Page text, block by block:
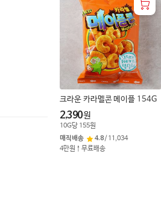
크라운 카라멜콘 메이플 154G
2,390원
10G당 155원
매직배송
4.8/ 11,034
4만원↑무료배송